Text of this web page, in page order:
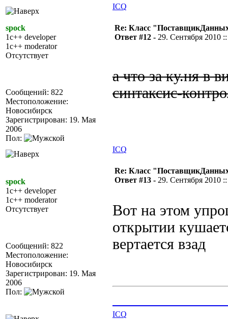
ICQ
spock
1c++ developer
1c++ moderator
Отсутствует
Сообщений: 822
Местоположение:
Новосибирск
Зарегистрирован: 19. Мая
2006
Пол:
Re: Класс
Ответ #12 - 29. Сентября 2010
а что за ку.ня в
синтаксис-
ICQ
spock
1c++ developer
1c++ moderator
Отсутствует
Сообщений: 822
Местоположение:
Новосибирск
Зарегистрирован: 19. Мая
2006
Пол:
Re: Класс
Ответ #13 - 29. Сентября 2010
Вот на этом
открытии
вертается взад
ICQ